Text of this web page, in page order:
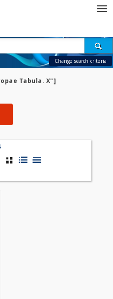
Change search criteria
Tabula. X"]